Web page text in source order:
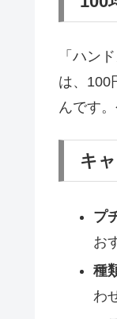
「ハン
は、100
んです
キ
プ
お
種
わ